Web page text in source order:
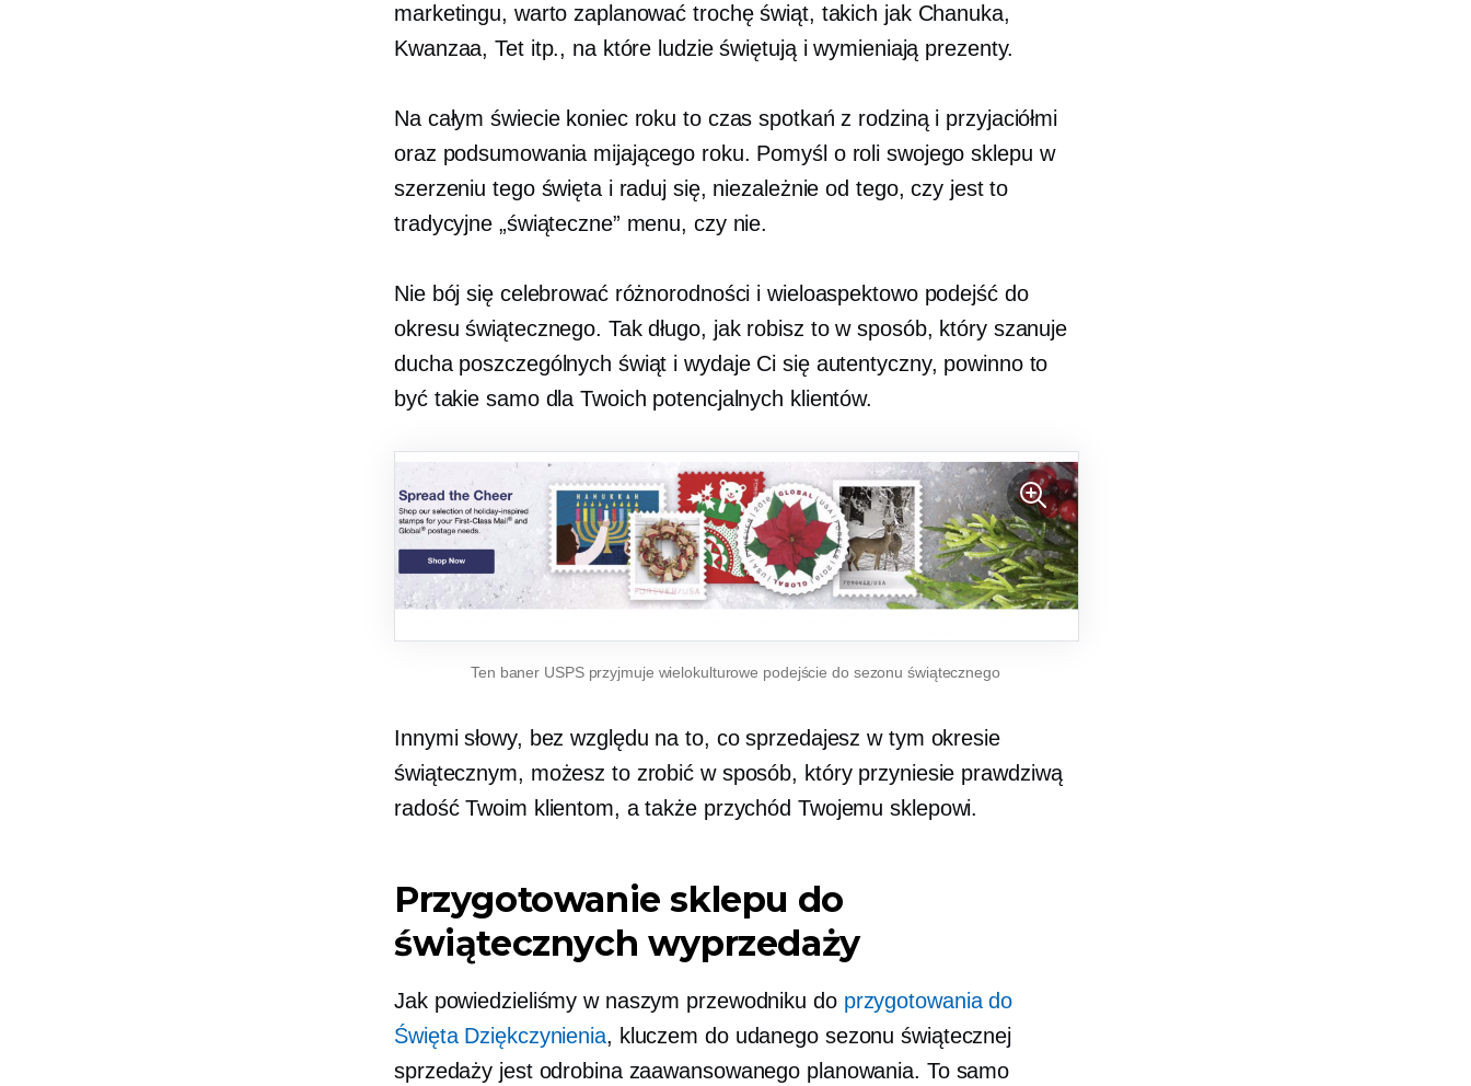
marketingu, warto zaplanować trochę świąt, takich jak Chanuka,
Kwanzaa, Tet itp., na które ludzie świętują i wymieniają prezenty.
Na całym świecie koniec roku to czas spotkań z rodziną i przyjaciółmi
oraz podsumowania mijającego roku. Pomyśl o roli swojego sklepu w
szerzeniu tego święta i raduj się, niezależnie od tego, czy jest to
tradycyjne „świąteczne” menu, czy nie.
Nie bój się celebrować różnorodności i wieloaspektowo podejść do
okresu świątecznego. Tak długo, jak robisz to w sposób, który szanuje
ducha poszczególnych świąt i wydaje Ci się autentyczny, powinno to
być takie samo dla Twoich potencjalnych klientów.
Ten baner USPS przyjmuje wielokulturowe podejście do sezonu świątecznego
Innymi słowy, bez względu na to, co sprzedajesz w tym okresie
świątecznym, możesz to zrobić w sposób, który przyniesie prawdziwą
radość Twoim klientom, a także przychód Twojemu sklepowi.
Przygotowanie sklepu do
świątecznych wyprzedaży
Jak powiedzieliśmy w naszym przewodniku do przygotowania do
Święta Dziękczynienia, kluczem do udanego sezonu świątecznej
sprzedaży jest odrobina zaawansowanego planowania. To samo